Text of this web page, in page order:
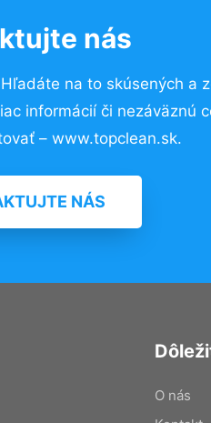
nás
Hľadáte na to skúsených a
informácií či nezáväznú
– www.topclean.sk.
NÁS
O nás